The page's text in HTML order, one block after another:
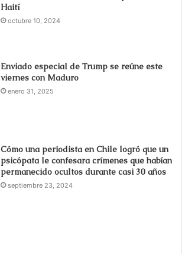
Haití
octubre 10, 2024
Enviado especial de Trump se reúne este
viernes con Maduro
enero 31, 2025
Cómo una periodista en Chile logró que un
psicópata le confesara crímenes que habían
permanecido ocultos durante casi 30 años
septiembre 23, 2024